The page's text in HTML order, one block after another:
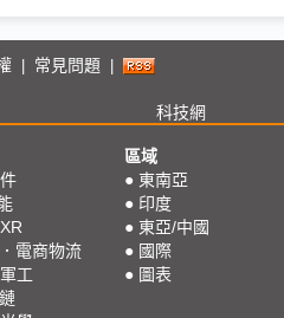
常見問題
科技網
電商物流
工
區域
● 東南亞
● 印度
● 東亞/中國
● 國際
● 圖表